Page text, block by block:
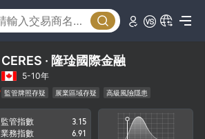
CERES · 隆琻國際金融
5-10年
監管牌照存疑 展業區域存疑 高級風險隱患
監管指數
3.15
業務指數
6.91